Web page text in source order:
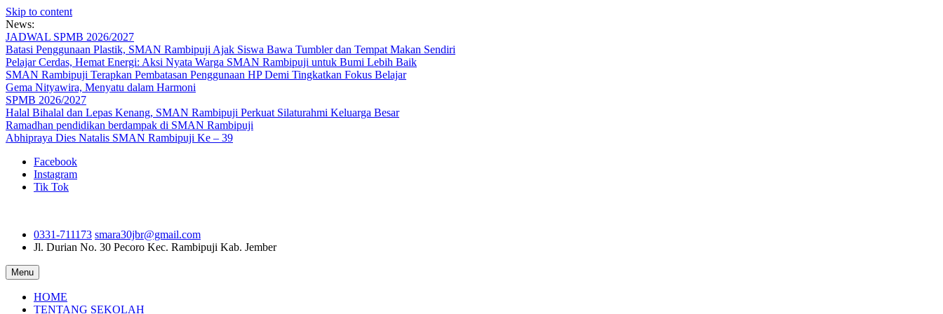
Skip to content
News:
JADWAL SPMB 2026/2027
Batasi Penggunaan Plastik, SMAN Rambipuji Ajak Siswa Bawa Tumbler dan Tempat Makan Sendiri
Pelajar Cerdas, Hemat Energi: Aksi Nyata Warga SMAN Rambipuji untuk Bumi Lebih Baik
SMAN Rambipuji Terapkan Pembatasan Penggunaan HP Demi Tingkatkan Fokus Belajar
Gema Nityawira, Menyatu dalam Harmoni
SPMB 2026/2027
Halal Bihalal dan Lepas Kenang, SMAN Rambipuji Perkuat Silaturahmi Keluarga Besar
Ramadhan pendidikan berdampak di SMAN Rambipuji
Abhipraya Dies Natalis SMAN Rambipuji Ke – 39
Facebook
Instagram
Tik Tok
0331-711173 smara30jbr@gmail.com
Jl. Durian No. 30 Pecoro Kec. Rambipuji Kab. Jember
Menu
HOME
TENTANG SEKOLAH